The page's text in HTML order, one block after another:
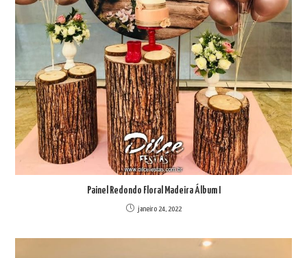
Painel Redondo Floral Madeira Álbum I
janeiro 24, 2022